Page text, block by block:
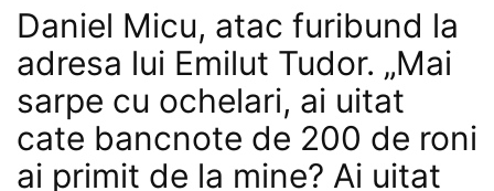
Daniel Micu, atac furibund la
adresa lui Emilut Tudor. „Mai
sarpe cu ochelari, ai uitat
cate bancnote de 200 de roni
ai primit de la mine? Ai uitat